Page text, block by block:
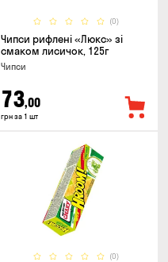
(0)
Чипси рифлені «Люкс» зі
смаком лисичок, 125г
Чипси
73,00
грн за 1 шт
(0)